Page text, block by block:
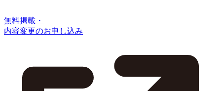
無料掲載・
内容変更のお申し込み